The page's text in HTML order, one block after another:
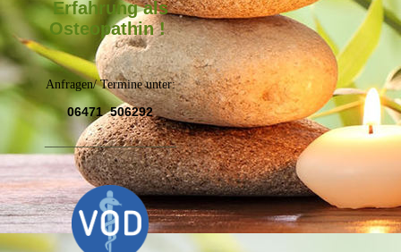
Erfahrung als
Osteopathin !
Anfragen/ Termine unter:
06471 506292
_____________________